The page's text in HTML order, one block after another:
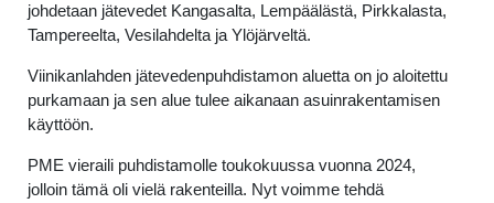
johdetaan jätevedet Kangasalta, Lempäälästä, Pirkkalasta,
Tampereelta, Vesilahdelta ja Ylöjärveltä.
Viinikanlahden jätevedenpuhdistamon aluetta on jo aloitettu
purkamaan ja sen alue tulee aikanaan asuinrakentamisen
käyttöön.
PME vieraili puhdistamolle toukokuussa vuonna 2024,
jolloin tämä oli vielä rakenteilla. Nyt voimme tehdä